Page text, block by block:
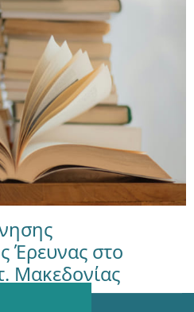
Έρευνας στο
Μακεδονίας